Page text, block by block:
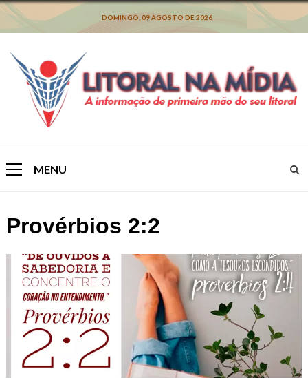
Skip
content
DOMINGO, 09 AGOSTO DE 2026
PrimaryMENU
Provérbios 2:2